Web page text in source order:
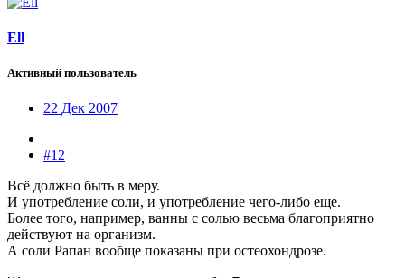
Ell
Активный пользователь
22 Дек 2007
#12
Всё должно быть в меру.
И употребление соли, и употребление чего-либо еще.
Более того, например, ванны с солью весьма благоприятно
действуют на организм.
А соли Рапан вообще показаны при остеохондрозе.